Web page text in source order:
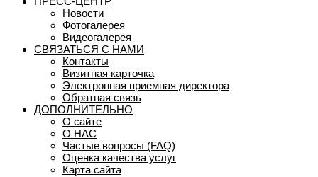
Новости
Фотогалерея
Видеогалерея
СВЯЗАТЬСЯ С НАМИ
Контакты
Визитная карточка
Электронная приемная директора
Обратная связь
ДОПОЛНИТЕЛЬНО
О сайте
О НАС
Частые вопросы (FAQ)
Оценка качества услуг
Карта сайта